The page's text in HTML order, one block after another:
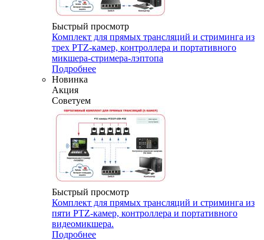
Быстрый просмотр
Комплект для прямых трансляций и стриминга из
трех PTZ-камер, контроллера и портативного
микшера-стримера-лэптопа
Подробнее
Новинка
Акция
Советуем
Быстрый просмотр
Комплект для прямых трансляций и стриминга из
пяти PTZ-камер, контроллера и портативного
видеомикшера.
Подробнее